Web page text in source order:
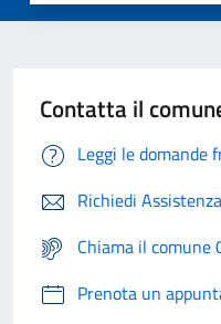
Contatta il
Leggi le domande
Richiedi Assistenza
Chiama il comune
Prenota un